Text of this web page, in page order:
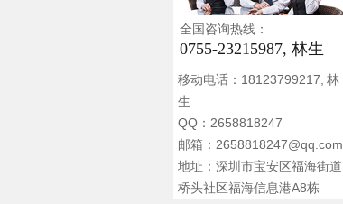
全国咨询热线：
0755-23215987, 林生
移动电话：18123799217, 林
生
QQ：2658818247
邮箱：2658818247@qq.com
地址：深圳市宝安区福海街道
桥头社区福海信息港A8栋